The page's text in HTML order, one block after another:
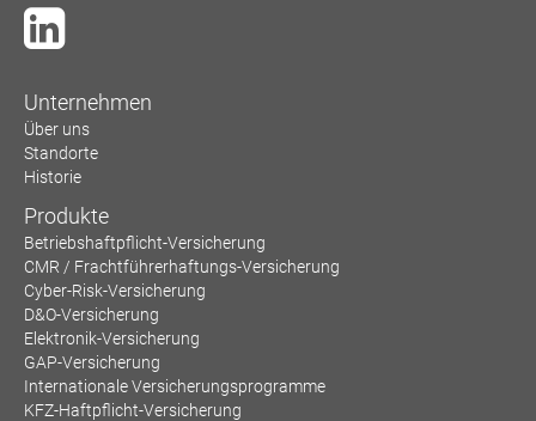
Unternehmen
Über uns
Standorte
Historie
Produkte
Betriebshaftpflicht-Versicherung
CMR / Frachtführerhaftungs-Versicherung
Cyber-Risk-Versicherung
D&O-Versicherung
Elektronik-Versicherung
GAP-Versicherung
Internationale Versicherungsprogramme
KFZ-Haftpflicht-Versicherung